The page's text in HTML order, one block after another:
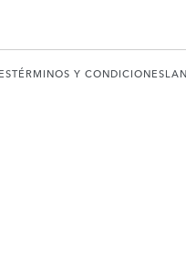
TÉRMINOS Y CONDICIONES